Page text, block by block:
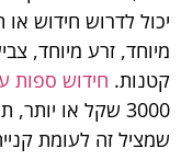
יכול לדרוש חידוש או
מיוחד, זרע מיוחד,
קטנות. חידוש ספות
3000 שקל או
שמציל זה לעומת